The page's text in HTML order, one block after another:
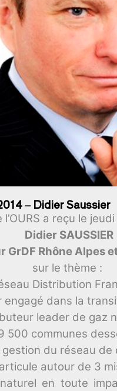
– Didier Saussier
a reçu le
Didier SAUSSIER
GrDF Rhône Alpes
sur le thème :
Distribution
dans la
leader de gaz
500 communes
gestion du réseau
autour de 3
en toute